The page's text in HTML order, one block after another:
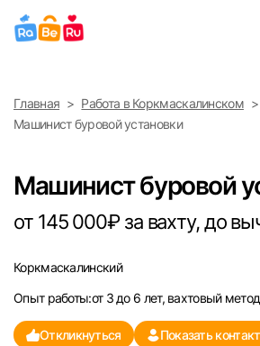
Найти работу
Выберите город
Санкт-Петербург
Саратов
Главная
Работа в Коркмаскалинском
Машинист буровой установки
Машинист буровой
от 145 000₽ за вахту, до
Коркмаскалинский
Опыт работы:от 3 до 6 лет, вахтовый
Откликнуться
Показать